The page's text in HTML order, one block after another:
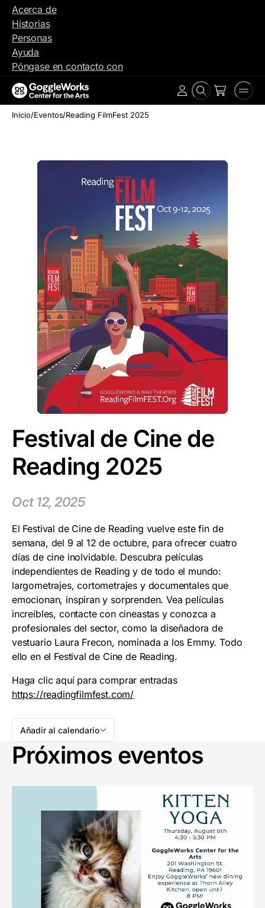
contenido
Acerca de
Historias
Personas
Ayuda
Póngase en contacto con
Buscar
en
Cuenta
Inicio/Eventos/Reading FilmFest 2025
Festival de Cine de
Reading 2025
Oct 12, 2025
El Festival de Cine de Reading vuelve este fin de
semana, del 9 al 12 de octubre, para ofrecer cuatro
días de cine inolvidable. Descubra películas
independientes de Reading y de todo el mundo:
largometrajes, cortometrajes y documentales que
emocionan, inspiran y sorprenden. Vea películas
increíbles, contacte con cineastas y conozca a
profesionales del sector, como la diseñadora de
vestuario Laura Frecon, nominada a los Emmy. Todo
ello en el Festival de Cine de Reading.
Haga clic aquí para comprar entradas
https://readingfilmfest.com/
Añadir al calendario
Próximos eventos